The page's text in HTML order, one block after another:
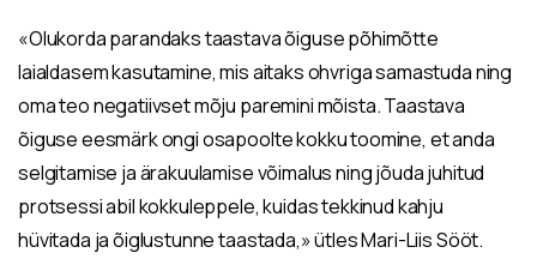
«Olukorda parandaks taastava õiguse põhimõtte
laialdasem kasutamine, mis aitaks ohvriga samastuda ning
oma teo negatiivset mõju paremini mõista. Taastava
õiguse eesmärk ongi osapoolte kokku toomine, et anda
selgitamise ja ärakuulamise võimalus ning jõuda juhitud
protsessi abil kokkuleppele, kuidas tekkinud kahju
hüvitada ja õiglustunne taastada,» ütles Mari-Liis Sööt.